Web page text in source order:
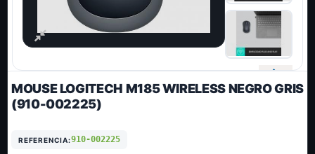
MOUSE LOGITECH M185 WIRELESS NEGRO GRIS
(910-002225)
REFERENCIA:910-002225